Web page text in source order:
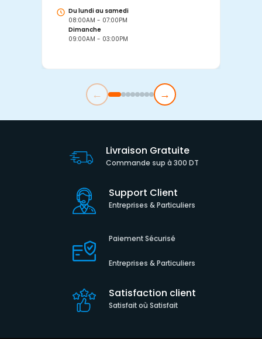
Du lundi au samedi
08:00AM - 07:00PM
Dimanche
09:00AM - 03:00PM
← →
Livraison Gratuite
Commande sup à 300 DT
Support Client
Entreprises & Particuliers
Paiement Sécurisé
Entreprises & Particuliers
Satisfaction client
Satisfait où Satisfait